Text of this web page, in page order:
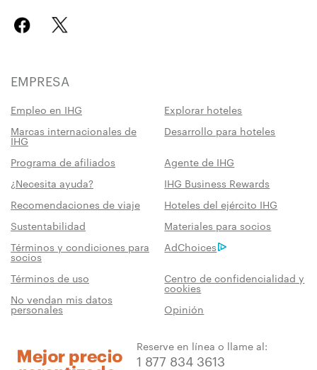
EMPRESA
Empleo en IHG
Explorar hoteles
Marcas internacionales de
IHG
Desarrollo para hoteles
Programa de afiliados
Agente de IHG
¿Necesita ayuda?
IHG Business Rewards
Recomendaciones de viaje
Hoteles del ejército IHG
Sustentabilidad
Materiales para socios
Términos y condiciones para
socios
AdChoices
Términos de uso Centro de confidencialidad y
cookies
No vendan mis datos
personales Opinión
Reserve en línea o llame al:
1 877 834 3613